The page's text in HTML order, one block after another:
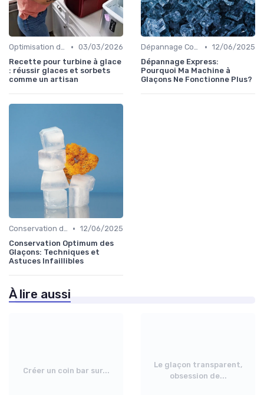
Optimisation de Production • 03/03/2026
Recette pour turbine à glace
: réussir glaces et sorbets
comme un artisan
Dépannage Courant • 12/06/2025
Dépannage Express:
Pourquoi Ma Machine à
Glaçons Ne Fonctionne Plus?
Conservation des Glaçons • 12/06/2025
Conservation Optimum des
Glaçons: Techniques et
Astuces Infaillibles
À lire aussi
Créer un coin bar sur...
Le glaçon transparent,
obsession de...